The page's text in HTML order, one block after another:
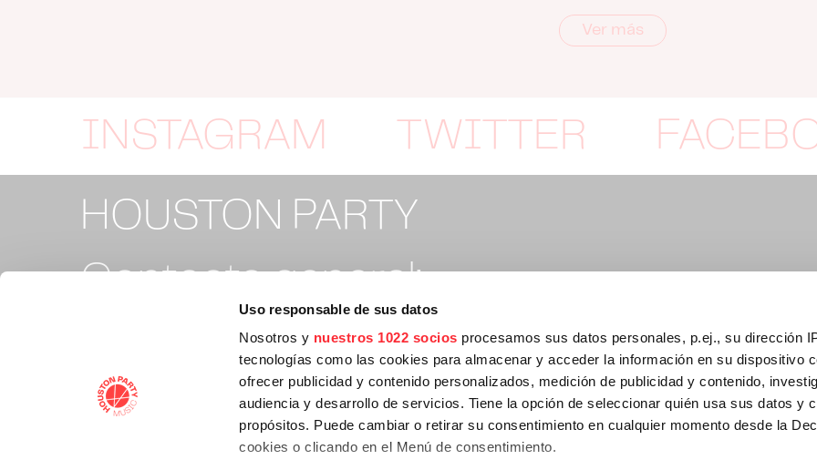
Uso responsable de sus datos
Nosotros y nuestros 1022 socios procesamos sus datos personales, p.ej., su dirección
tecnologías como las cookies para almacenar y acceder la información en su dispositivo
ofrecer publicidad y contenido personalizados, medición de publicidad y contenido,
audiencia y desarrollo de servicios. Tiene la opción de seleccionar quién usa sus datos y
propósitos. Puede cambiar o retirar su consentimiento en cualquier momento desde la
cookies o clicando en el Menú de consentimiento.
Ver más
INSTAGRAM TWITTER
HOUSTON PARTY
Contacto general:
info@houstonpartymusic.com
Contacto tickets: